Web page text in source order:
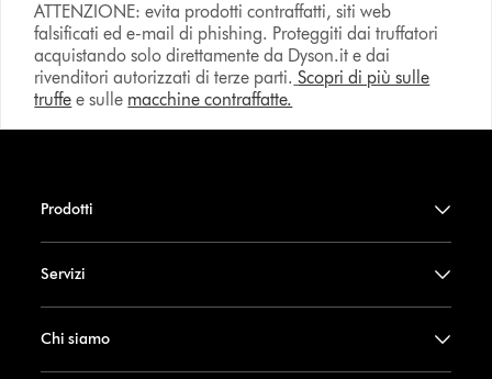
ATTENZIONE: evita prodotti contraffatti, siti web
falsificati ed e-mail di phishing. Proteggiti dai truffatori
acquistando solo direttamente da Dyson.it e dai
rivenditori autorizzati di terze parti. Scopri di più sulle
truffe e sulle macchine contraffatte.
Prodotti
Servizi
Chi siamo